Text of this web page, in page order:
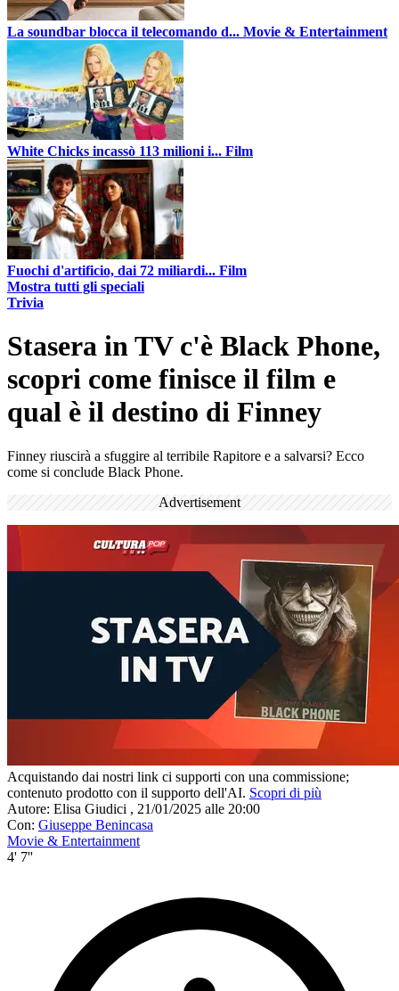
La soundbar blocca il telecomando d... Movie & Entertainment
White Chicks incassò 113 milioni i... Film
Fuochi d'artificio, dai 72 miliardi... Film
Mostra tutti gli speciali
Trivia
Stasera in TV c'è Black Phone,
scopri come finisce il film e
qual è il destino di Finney
Finney riuscirà a sfuggire al terribile Rapitore e a salvarsi? Ecco
come si conclude Black Phone.
Advertisement
Acquistando dai nostri link ci supporti con una commissione;
contenuto prodotto con il supporto dell'AI. Scopri di più
Autore: Elisa Giudici , 21/01/2025 alle 20:00
Con: Giuseppe Benincasa
Movie & Entertainment
4' 7''